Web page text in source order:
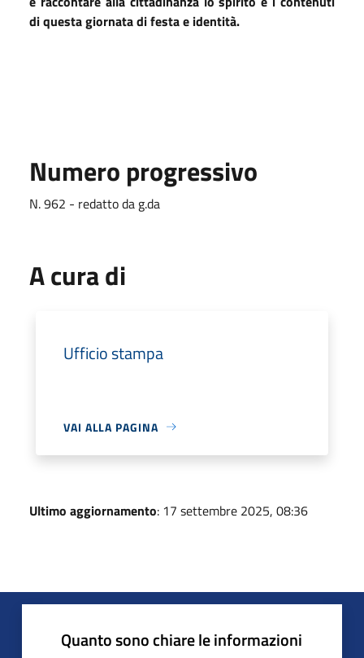
di questa giornata di festa e identità.
Numero progressivo
N. 962 - redatto da g.da
A cura di
Ufficio stampa
VAI ALLA PAGINA
Ultimo aggiornamento: 17 settembre 2025, 08:36
Quanto sono chiare le informazioni